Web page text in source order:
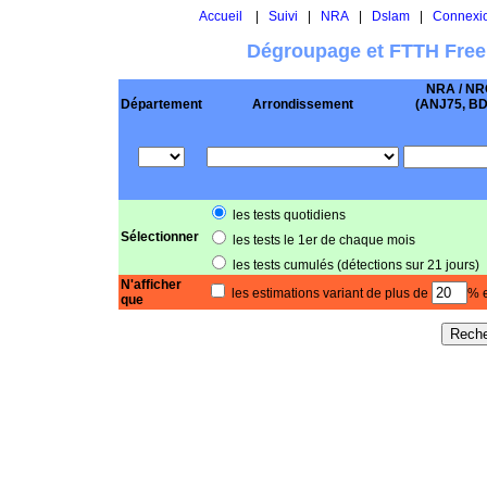
Accueil Suivi NRA| Dslam|
Dégroupage et FTTH
Département Arrondissement
NRA /
(ANJ75,
Sélectionner
les tests quotidiens
les tests le 1er de chaque mois
les tests cumulés (détections sur 21 jours)
N'afficher
que
les estimations variant de plus de %